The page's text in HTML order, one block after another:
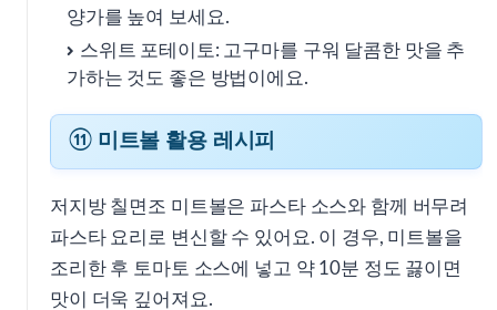
양가를 높여 보세요.
스위트 포테이토: 고구마를 구워 달콤한 맛을 추
가하는 것도 좋은 방법이에요.
⑪ 미트볼 활용 레시피
저지방 칠면조 미트볼은 파스타 소스와 함께 버무려
파스타 요리로 변신할 수 있어요. 이 경우, 미트볼을
조리한 후 토마토 소스에 넣고 약 10분 정도 끓이면
맛이 더욱 깊어져요.